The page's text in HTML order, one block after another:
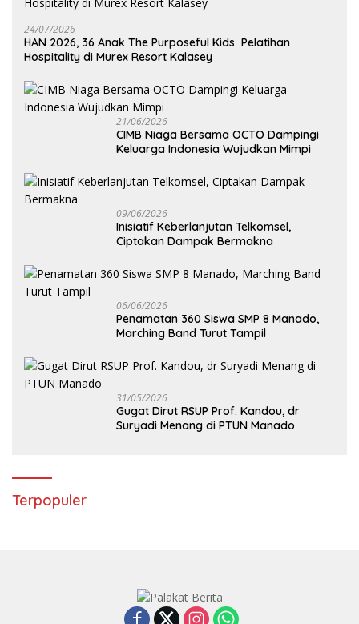
24/07/2026
HAN 2026, 36 Anak The Purposeful Kids Pelatihan
Hospitality di Murex Resort Kalasey
21/06/2026
CIMB Niaga Bersama OCTO Dampingi
Keluarga Indonesia Wujudkan Mimpi
09/06/2026
Inisiatif Keberlanjutan Telkomsel,
Ciptakan Dampak Bermakna
06/06/2026
Penamatan 360 Siswa SMP 8 Manado,
Marching Band Turut Tampil
31/05/2026
Gugat Dirut RSUP Prof. Kandou, dr
Suryadi Menang di PTUN Manado
Terpopuler